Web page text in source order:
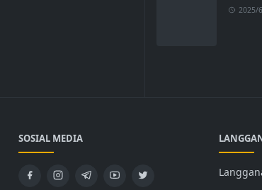
2025/
SOSIAL MEDIA